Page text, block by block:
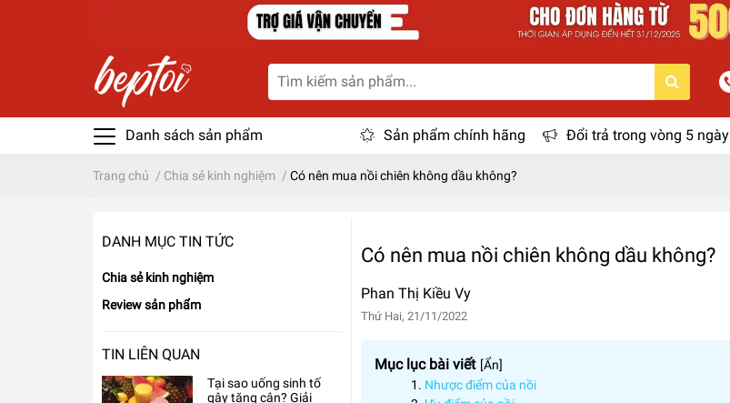
Danh sách sản phẩm Sản phẩm chính hãng Đổi trả trong vòng 5 ngày
Trang chủ / Chia sẻ kinh nghiệm / Có nên mua nồi chiên không dầu không?
DANH MỤC TIN TỨC
Chia sẻ kinh nghiệm
Review sản phẩm
TIN LIÊN QUAN
Tại sao uống sinh tố
gây tăng cân? Giải
Có nên mua nồi chiên không dầu không?
Phan Thị Kiều Vy
Thứ Hai, 21/11/2022
Mục lục bài viết [Ẩn]
Nhược điểm của nồi